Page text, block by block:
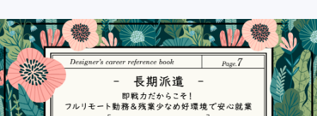
info@y-create.co.jp
電話番号：03-6712-7970（土日休日を除く9:00～18:00）
平成16年 2月 1日
平成21年 3月23日 改訂
平成23年 4月 1日 改訂